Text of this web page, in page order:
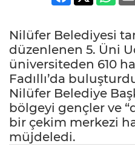
Nilüfer Belediyesi
düzenlenen 5. Üni
üniversiteden 610
Fadıllı’da
Nilüfer Belediye
bölgeyi gençler ve
bir çekim merkezi
müjdeledi.